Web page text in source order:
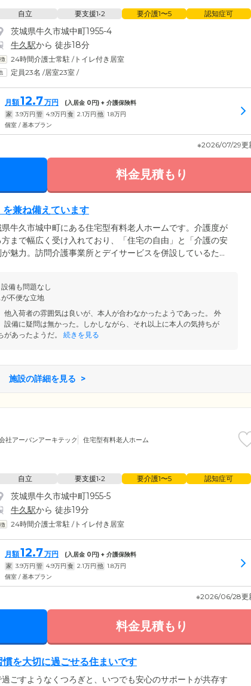
自立 要支援1•2 要介護1〜5 認知症可
茨城県牛久市城中町1955-4
牛久駅から 徒歩18分
24時間介護士常駐 /トイレ付き居室
定員23名 /居室23室 /
月額12.7万円 (入居金 0円) + 介護保険料
家 3.9万円 管 4.9万円 食 2.1万円 他 1.8万円
個室 / 基本プラン
※2026/07/29更
料金見積もり
を兼ね備えています
牛久市城中町にある住宅型有料老人ホームです。介護度が
まで幅広く受け入れており、「住宅の自由」と「介護の安
魅力。訪問介護事業所とデイサービスを併設しているた
事をしたりと、ご入居者様それぞれのライフスタイルや介
用ください。
備も問題なし
不便な立地
他入荷者の雰囲気は良いが、本人が合わなかったようであった。 外
設備に疑問は無かった。しかしながら、それ以上に本人の気持ちが
あったようだ。
続きを見る
施設の詳細を見る
社アーバンアーキテック 住宅型有料老人ホーム
自立 要支援1•2 要介護1〜5 認知症可
茨城県牛久市城中町1955-5
牛久駅から 徒歩19分
24時間介護士常駐 /トイレ付き居室
月額12.7万円 (入居金 0 円) + 介護保険料
家 3.9万円 管 4.9万円 食 2.1万円 他 1.8万円
個室 / 基本プラン
※2026/06/28更
料金見積もり
を大切に過ごせる住まいです
ごすようなくつろぎと、いつでも安心のサポートが共存す